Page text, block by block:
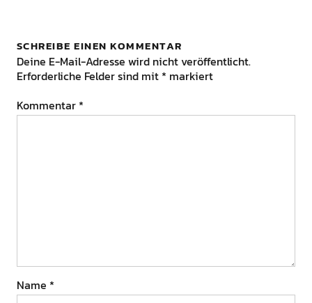
SCHREIBE EINEN KOMMENTAR
Deine E-Mail-Adresse wird nicht veröffentlicht.
Erforderliche Felder sind mit * markiert
Kommentar *
Name *